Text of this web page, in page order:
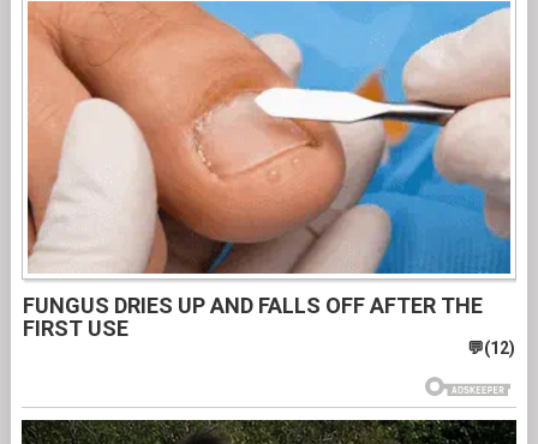
FUNGUS DRIES UP AND FALLS OFF AFTER THE
FIRST USE